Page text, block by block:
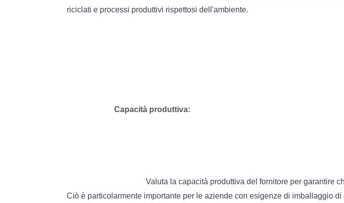
riciclati e processi produttivi rispettosi dell'ambiente.
Capacità produttiva:
Valuta la capacità produttiva del fornitore per garantire
Ciò è particolarmente importante per le aziende con esigenze di imballaggio di